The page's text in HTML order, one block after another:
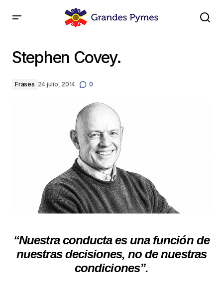
Stephen Covey.
Frases 24 julio, 2014 0
“Nuestra conducta es una función de
nuestras decisiones,no de nuestras
condiciones”.